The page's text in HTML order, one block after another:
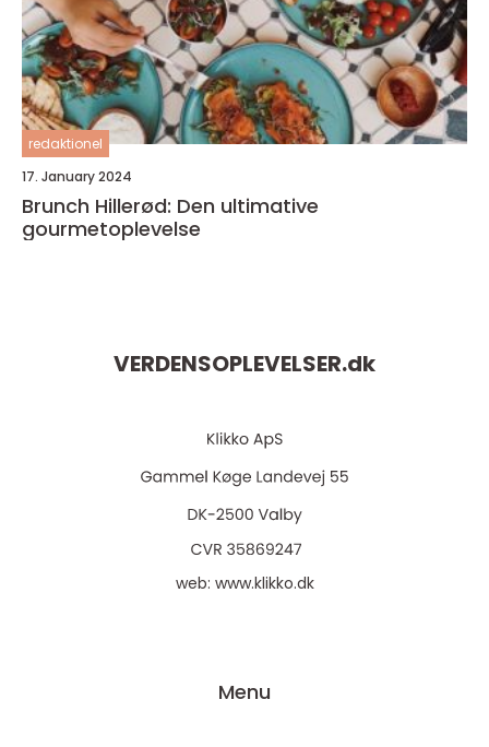
redaktionel
17. January 2024
Brunch Hillerød: Den ultimative
gourmetoplevelse
VERDENSOPLEVELSER.dk
web: www.klikko.dk
Menu